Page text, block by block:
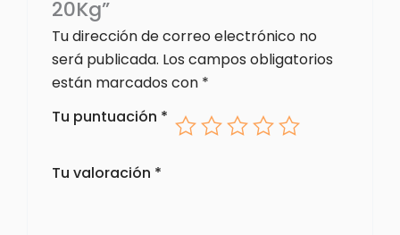
20Kg”
Tu dirección de correo electrónico no
será publicada. Los campos obligatorios
están marcados con *
Tu puntuación *
Tu valoración *